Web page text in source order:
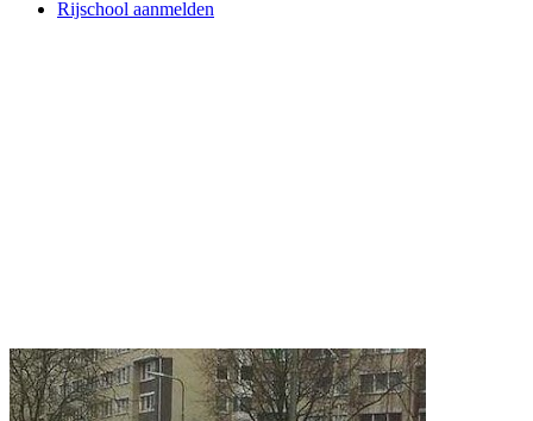
Rijschool aanmelden